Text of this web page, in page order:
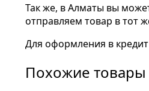
Так же, в Алматы вы
отправляем товар в тот
Для оформления в
Похожие товары